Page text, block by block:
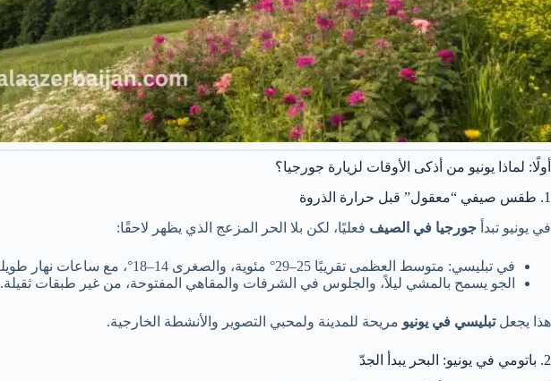
أولًا: لماذا يونيو من أذكى الأوقات لزيارة جورجيا؟
1. طقس صيفي “معقول” قبل حرارة الذروة
في يونيو تبدأ جورجيا في الصيف فعليًا، لكن بلا الحر المزعج الذي يظهر لاحقًا:
في تبليسي: متوسط العظمى تقريبًا 25–29° مئوية، والصغرى 14–18°، مع ساعات نهار طويلة وإحساس لطيف مساءً. Weather Spark+1
الجو يسمح بالمشي ليلاً، والجلوس في الشرفات والمقاهي المفتوحة، من غير طبقات ثقيلة.
هذا يجعلتبليسي في يونيو مريحة للمدينة ولمحبي التصوير والأنشطة الخارجية.
2. باتومي في يونيو: البحر يبدأ الجدّ